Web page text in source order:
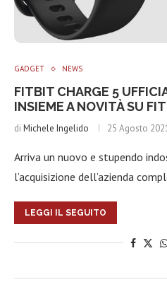
GADGET NEWS
FITBIT CHARGE 5
INSIEME A NOVITÀ SU
di Michele Ingelido 25 Agosto
Arriva un nuovo e stupendo
l’acquisizione dell’azienda
LEGGI IL SEGUITO